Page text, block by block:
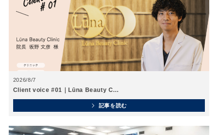
2026/8/7
Client voice #01｜Lūna Beauty C…
記事を読む